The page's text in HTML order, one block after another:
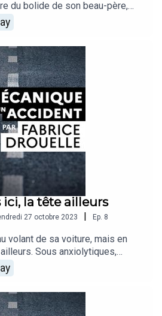
du bolide de son beau-père,
sa copine. Fabrice Drouelle et
l’impact trop méconnu des
sur la route.Récit : Fabrice
Axelle Granié, directrice du
durable, Individu, Société
Eiffel)
ici, la tête ailleurs
27 octobre 2023 | Ep. 8
volant de sa voiture, mais en
Sous anxiolytiques,
soucis, son attention est
amoindris. Son histoire
à Fabrice Drouelle et son
l’impact des médicaments sur